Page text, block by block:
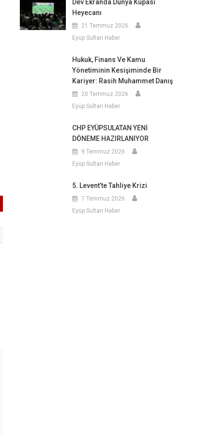
Dev Ekranda Dünya Kupası
Heyecanı
21 Temmuz 2026
Eyüp Sultan Haber
Hukuk, Finans Ve Kamu
Yönetiminin Kesişiminde Bir
Kariyer: Rasih Muhammet Danış
20 Temmuz 2026
Eyüp Sultan Haber
CHP EYÜPSULATAN YENİ
DÖNEME HAZIRLANIYOR
9 Temmuz 2026
Eyüp Sultan Haber
5. Levent’te Tahliye Krizi
7 Temmuz 2026
Eyüp Sultan Haber